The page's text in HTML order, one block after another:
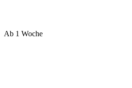
Ab 1 Woche